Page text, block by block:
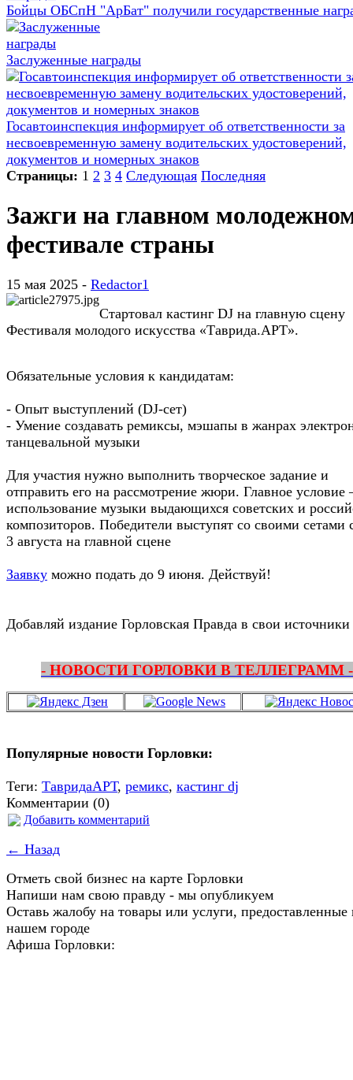
Бойцы ОБСпН "АрБат" получили государственные
Заслуженные награды
Госавтоинспекция информирует об ответственности за
несвоевременную замену водительских удостоверений,
документов и номерных знаков
Страницы: 1 2 3 4 Следующая Последняя
Зажги на главном
фестивале страны
15 мая 2025 - Redactor1
Стартовал кастинг DJ на главную сцену
Фестиваля молодого искусства «Таврида.АРТ».
Обязательные условия к кандидатам:
- Опыт выступлений (DJ-сет)
- Умение создавать ремиксы, мэшапы в жанрах
танцевальной музыки
Для участия нужно выполнить творческое задание и
отправить его на рассмотрение жюри. Главное
использование музыки выдающихся советских и
композиторов. Победители выступят со своими сетами
3 августа на главной сцене
Заявку можно подать до 9 июня. Действуй!
Добавляй издание Горловская Правда в свои источники
- НОВОСТИ ГОРЛОВКИ В ТЕЛЛЕГРАММ -
Популярные новости Горловки:
Теги: ТавридаАРТ, ремикс, кастинг dj
Комментарии (0)
Добавить комментарий
← Назад
Отметь свой бизнес на карте Горловки
Напиши нам свою правду - мы опубликуем
Оставь жалобу на товары или услуги, предоставленные
нашем городе
Афиша Горловки: